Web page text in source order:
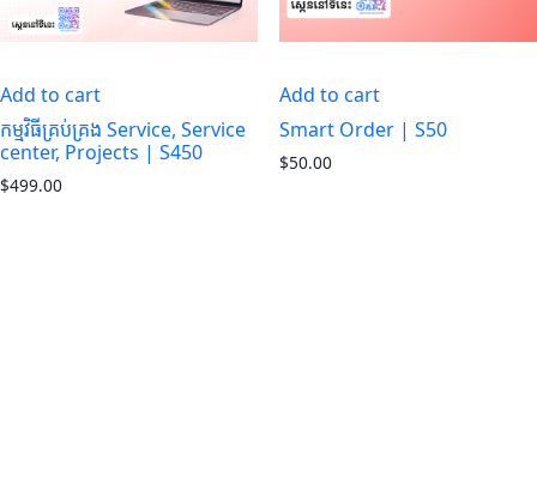
Add to cart
កម្មវិធីគ្រប់គ្រង Service, Service
center, Projects | S450
$499.00
Add to cart
Smart Order | S50
$50.00